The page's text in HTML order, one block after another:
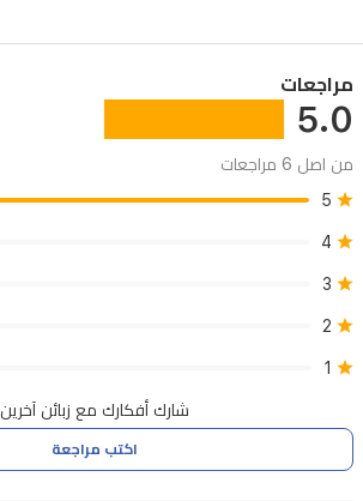
حديثة
وسريعة.
مراجعات
5.0
من اصل 6 مراجعات
5
4
3
2
1
شارك أفكارك مع زبائن آخرين
اكتب مراجعة